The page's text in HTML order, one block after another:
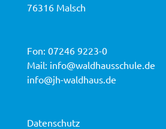
76316 Malsch
Fon: 07246 9223-0
Mail: info@waldhausschule.de
info@jh-waldhaus.de
Datenschutz